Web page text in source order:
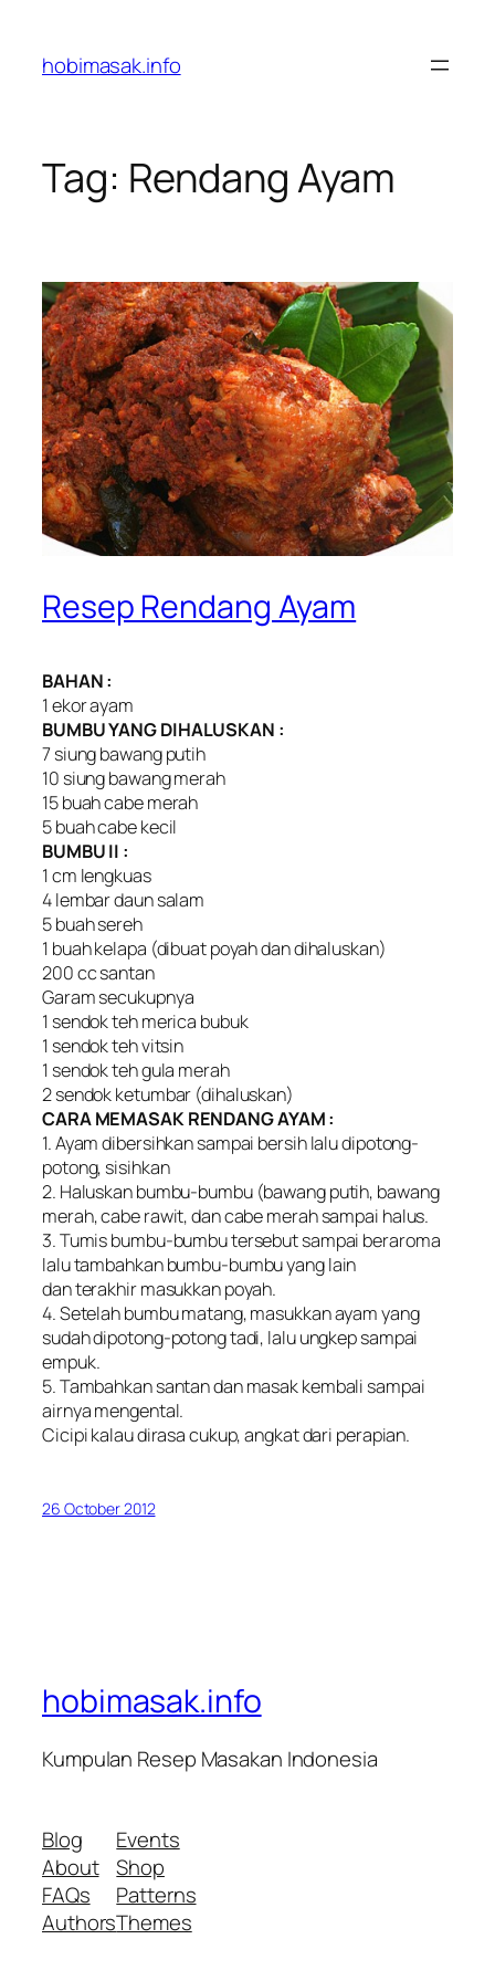
content
hobimasak.info
Tag: Rendang Ayam
Resep Rendang Ayam
BAHAN :
1 ekor ayam
BUMBU YANG DIHALUSKAN :
7 siung bawang putih
10 siung bawang merah
15 buah cabe merah
5 buah cabe kecil
BUMBU II :
1 cm lengkuas
4 lembar daun salam
5 buah sereh
1 buah kelapa (dibuat poyah dan dihaluskan)
200 cc santan
Garam secukupnya
1 sendok teh merica bubuk
1 sendok teh vitsin
1 sendok teh gula merah
2 sendok ketumbar (dihaluskan)
CARA MEMASAK RENDANG AYAM :
1. Ayam dibersihkan sampai bersih lalu dipotong-
potong, sisihkan
2. Haluskan bumbu-bumbu (bawang putih, bawang
merah, cabe rawit, dan cabe merah sampai halus.
3. Tumis bumbu-bumbu tersebut sampai beraroma
lalu tambahkan bumbu-bumbu yang lain
dan terakhir masukkan poyah.
4. Setelah bumbu matang, masukkan ayam yang
sudah dipotong-potong tadi, lalu ungkep sampai
empuk.
5. Tambahkan santan dan masak kembali sampai
airnya mengental.
Cicipi kalau dirasa cukup, angkat dari perapian.
26 October 2012
hobimasak.info
Kumpulan Resep Masakan Indonesia
Blog
About
FAQs
Authors
Events
Shop
Patterns
Themes